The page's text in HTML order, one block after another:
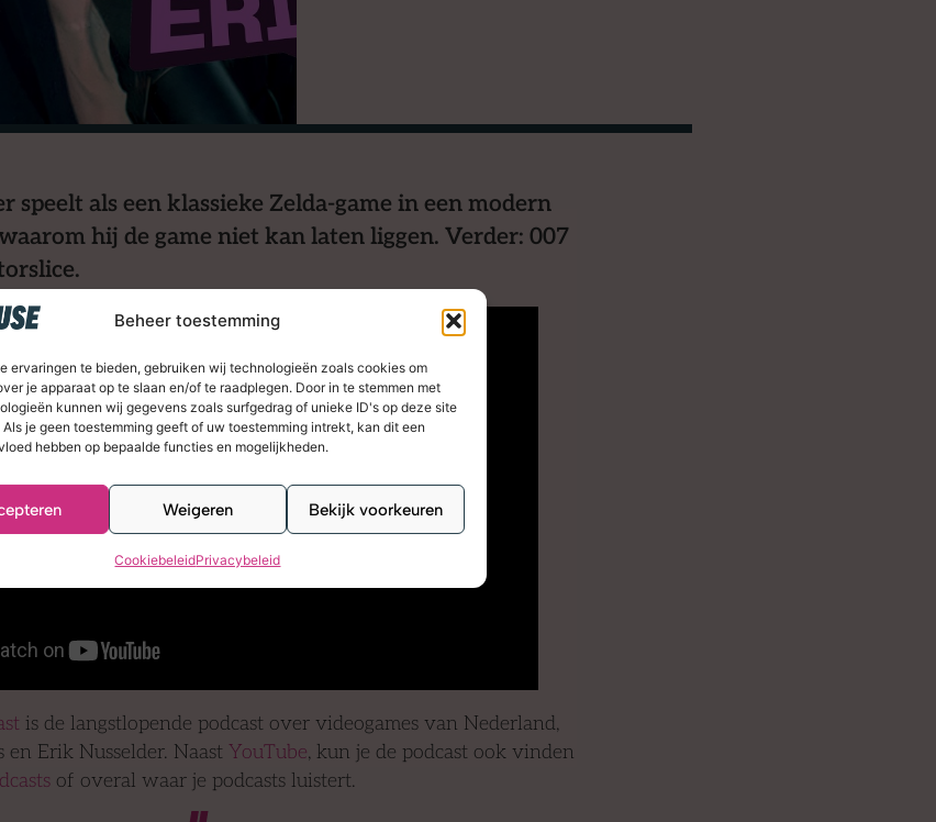
Beheer toestemming
ervaringen te bieden, gebruiken wij technologieën zoals cookies om
je apparaat op te slaan en/of te raadplegen. Door in te stemmen met
kunnen wij gegevens zoals surfgedrag of unieke ID's op deze site
je geen toestemming geeft of uw toestemming intrekt, kan dit een
hebben op bepaalde functies en mogelijkheden.
Weigeren Bekijk voorkeuren
CookiebeleidPrivacybeleid
speelt als een klassieke Zelda-game in een modern
hij de game niet kan laten liggen. Verder: 007
is de langstlopende podcast over videogames van Nederland,
Erik Nusselder. Naast YouTube, kun je de podcast ook vinden
of overal waar je podcasts luistert.